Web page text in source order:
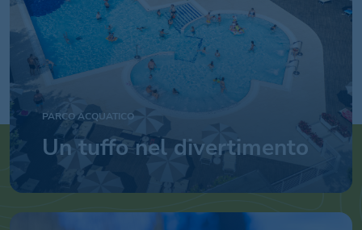
PARCO ACQUATICO
Un tuffo nel divertimento